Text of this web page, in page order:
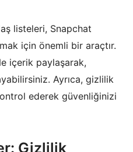
listeleri, Snapchat
için önemli bir araçtır.
içerik paylaşarak,
Ayrıca, gizlilik
ederek güvenliğinizi
Gizlilik